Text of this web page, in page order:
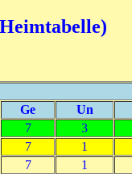
Ge Un
7 3
7 1
7 1